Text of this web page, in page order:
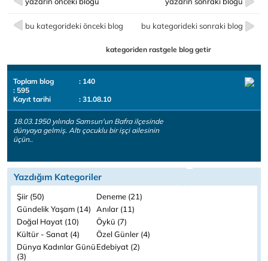
bu kategorideki önceki blog bu kategorideki sonraki blog
kategoriden rastgele blog getir
Toplam blog
: 140
: 595
Kayıt tarihi
: 31.08.10
18.03.1950 yılında Samsun'un Bafra ilçesinde
dünyaya gelmiş. Altı çocuklu bir işçi ailesinin
üçün..
Yazdığım Kategoriler
Şiir (50)
Deneme (21)
Gündelik Yaşam (14)
Anılar (11)
Doğal Hayat (10)
Öykü (7)
Kültür - Sanat (4)
Özel Günler (4)
Dünya Kadınlar Günü
(3)
Edebiyat (2)